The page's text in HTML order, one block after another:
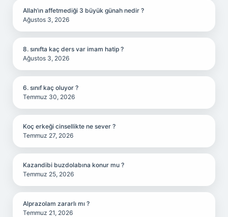
Allah’ın affetmediği 3 büyük günah nedir ?
Ağustos 3, 2026
8. sınıfta kaç ders var imam hatip ?
Ağustos 3, 2026
6. sınıf kaç oluyor ?
Temmuz 30, 2026
Koç erkeği cinsellikte ne sever ?
Temmuz 27, 2026
Kazandibi buzdolabına konur mu ?
Temmuz 25, 2026
Alprazolam zararlı mı ?
Temmuz 21, 2026